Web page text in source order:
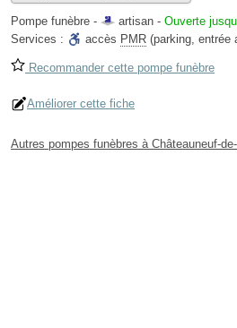
Pompe funèbre - artisan - Ouverte
Services :
accès PMR (parking, entrée
Recommander cette pompe funèbre
Améliorer cette fiche
Autres pompes funèbres à Châteauneuf-